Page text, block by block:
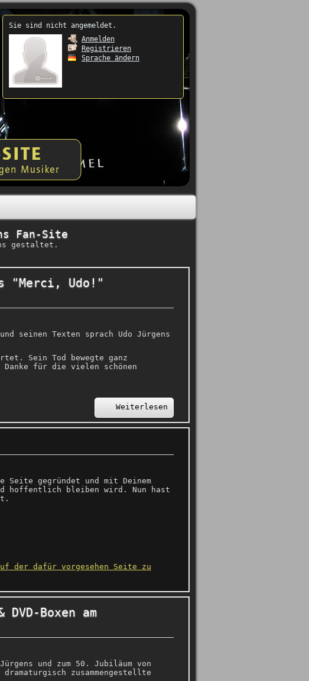
Sie sind nicht angemeldet.
Anmelden
Registrieren
Sprache ändern
Fan-Site
gestaltet.
"Merci, Udo!"
seinen Texten sprach Udo Jürgens
Sein Tod bewegte ganz
Danke für die vielen schönen
Weiterlesen
gegründet und mit Deinem
hoffentlich bleiben wird. Nun hast
der dafür vorgesehen Seite zu
Boxen am
und zum 50. Jubiläum von
zusammengestellte